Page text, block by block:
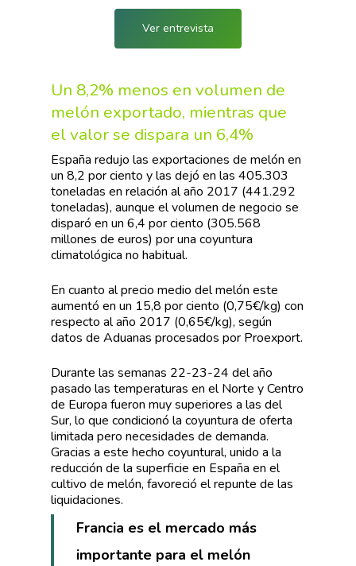
Ver entrevista
Un 8,2% menos en volumen de
melón exportado, mientras que
el valor se dispara un 6,4%
España redujo las exportaciones de melón en
un 8,2 por ciento y las dejó en las 405.303
toneladas en relación al año 2017 (441.292
toneladas), aunque el volumen de negocio se
disparó en un 6,4 por ciento (305.568
millones de euros) por una coyuntura
climatológica no habitual.
En cuanto al precio medio del melón este
aumentó en un 15,8 por ciento (0,75€/kg) con
respecto al año 2017 (0,65€/kg), según
datos de Aduanas procesados por Proexport.
Durante las semanas 22-23-24 del año
pasado las temperaturas en el Norte y Centro
de Europa fueron muy superiores a las del
Sur, lo que condicionó la coyuntura de oferta
limitada pero necesidades de demanda.
Gracias a este hecho coyuntural, unido a la
reducción de la superficie en España en el
cultivo de melón, favoreció el repunte de las
liquidaciones.
Francia es el mercado más
importante para el melón